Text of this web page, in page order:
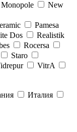
Monopole
New
Pamesa
Dos
Realistik
Rocersa
Staro
VitrA
Италия